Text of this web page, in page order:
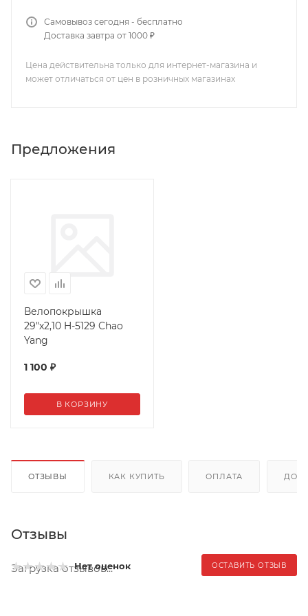
Самовывоз сегодня - бесплатно
Доставка завтра от 1000 ₽
Цена действительна только для интернет-магазина и
может отличаться от цен в розничных магазинах
Предложения
Велопокрышка
29"х2,10 H-5129 Chao
Yang
1 100 ₽
В КОРЗИНУ
ОТЗЫВЫ КАК КУПИТЬ ОПЛАТА
Отзывы
Нет оценок ОСТАВИТЬ ОТЗЫВ
Загрузка отзывов...